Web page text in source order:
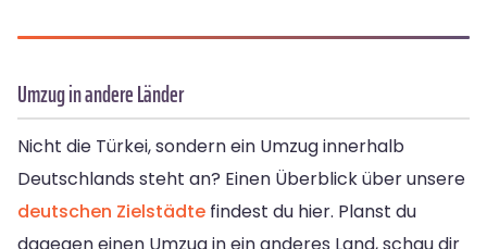
Umzug in andere Länder
Nicht die Türkei, sondern ein Umzug innerhalb
Deutschlands steht an? Einen Überblick über unsere
deutschen Zielstädte findest du hier. Planst du